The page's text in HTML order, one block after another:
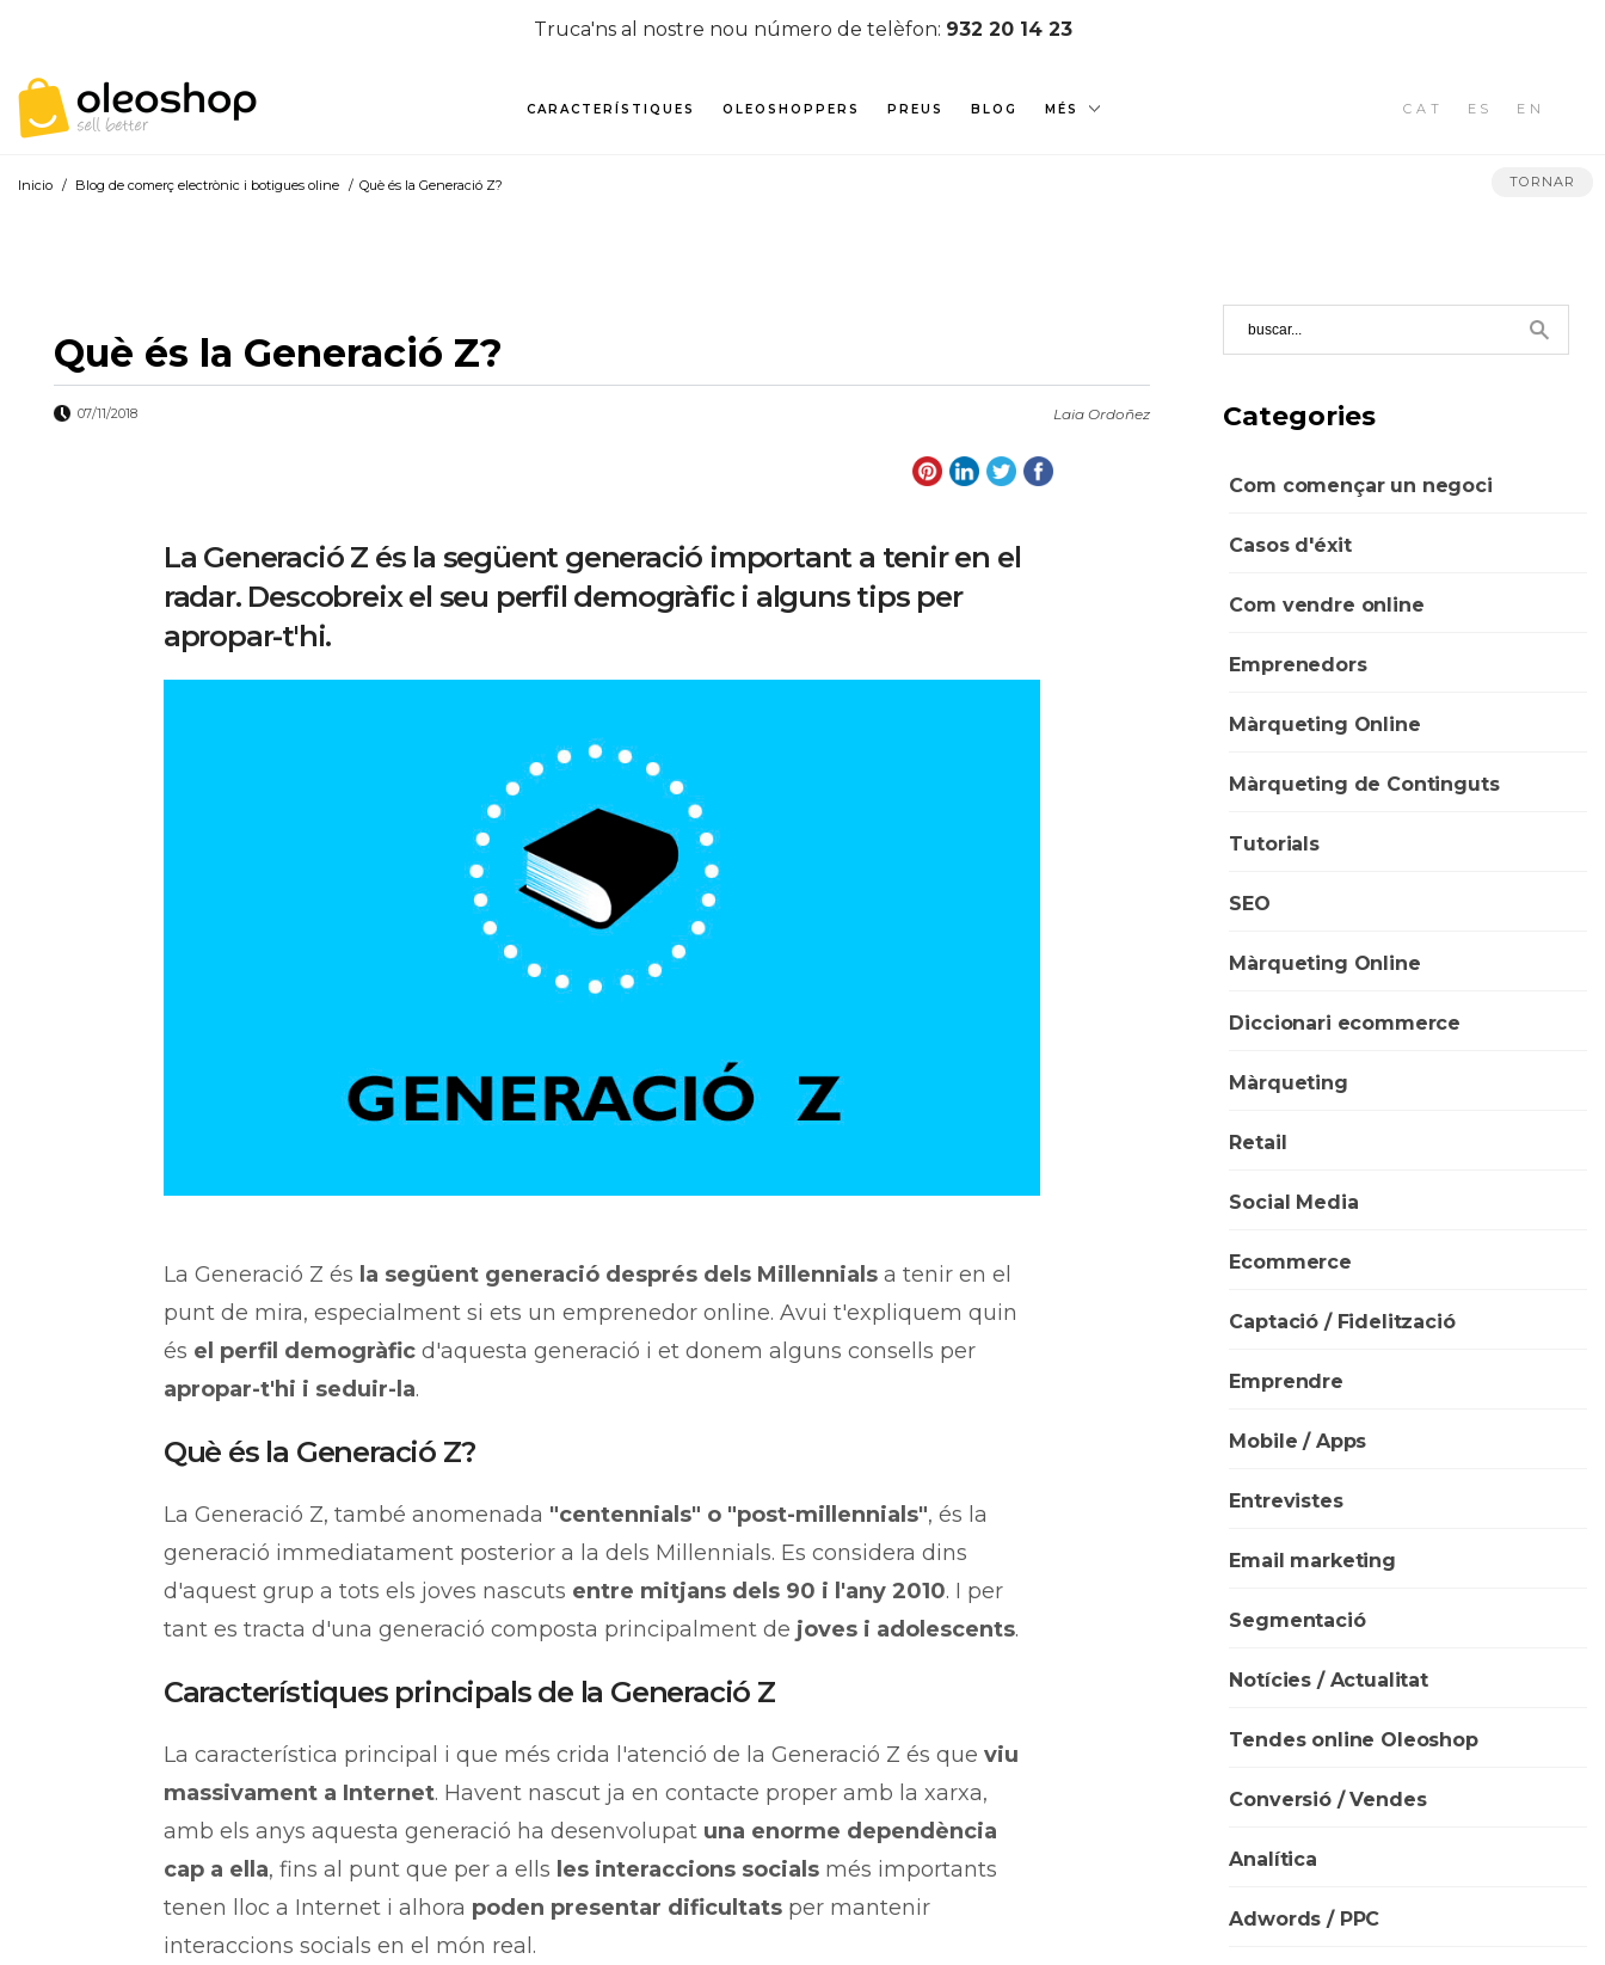
Truca'ns al nostre nou número de telèfon: 932 20 14 23
CAT ES EN
CARACTERÍSTIQUES OLEOSHOPPERS PREUS BLOG MÉS
Inicio / Blog de comerç electrònic i botigues oline / Què és la Generació Z? TORNAR
Què és la Generació Z?
Laia Ordoñez
07/11/2018
La Generació Z és la següent generació important a tenir en el
radar. Descobreix el seu perfil demogràfic i alguns tips per
apropar-t'hi.
La Generació Z és la següent generació després dels Millennialsa tenir en el
punt de mira, especialment si ets un emprenedor online. Avui t'expliquem quin
és el perfil demogràficd'aquesta generació i et donem alguns consells per
apropar-t'hi i seduir-la.
Què és la Generació Z?
La Generació Z, també anomenada "centennials" o "post-millennials", és la
generació immediatament posterior a la dels Millennials. Es considera dins
d'aquest grup a tots els joves nascuts entre mitjans dels 90 i l'any 2010. I per
tant es tracta d'una generació composta principalment de joves i adolescents.
Característiques principals de la Generació Z
La característica principal i que més crida l'atenció de la Generació Z és que viu
massivament a Internet. Havent nascut ja en contacte proper amb la xarxa,
amb els anys aquesta generació ha desenvolupat una enorme dependència
cap a ella, fins al punt que per a ells les interaccions socialsmés importants
tenen lloc a Internet i alhora poden presentar dificultatsper mantenir
interaccions socials en el món real.
Categories
Com començar un negoci
Casos d'éxit
Com vendre online
Emprenedors
Màrqueting Online
Màrqueting de Continguts
Tutorials
SEO
Màrqueting Online
Diccionari ecommerce
Màrqueting
Retail
Social Media
Ecommerce
Captació / Fidelització
Emprendre
Mobile / Apps
Entrevistes
Email marketing
Segmentació
Notícies / Actualitat
Tendes online Oleoshop
Conversió / Vendes
Analítica
Adwords / PPC